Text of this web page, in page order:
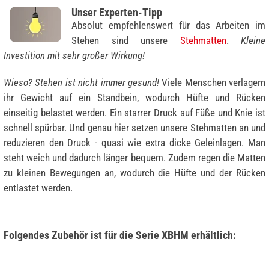
Unser Experten-Tipp
Absolut empfehlenswert für das Arbeiten im
Stehen sind unsere Stehmatten. Kleine
Investition mit sehr großer Wirkung!
Wieso? Stehen ist nicht immer gesund!Viele Menschen verlagern
ihr Gewicht auf ein Standbein, wodurch Hüfte und Rücken
einseitig belastet werden. Ein starrer Druck auf Füße und Knie ist
schnell spürbar. Und genau hier setzen unsere Stehmatten an und
reduzieren den Druck - quasi wie extra dicke Geleinlagen. Man
steht weich und dadurch länger bequem. Zudem regen die Matten
zu kleinen Bewegungen an, wodurch die Hüfte und der Rücken
entlastet werden.
Folgendes Zubehör ist für die Serie XBHM erhältlich: